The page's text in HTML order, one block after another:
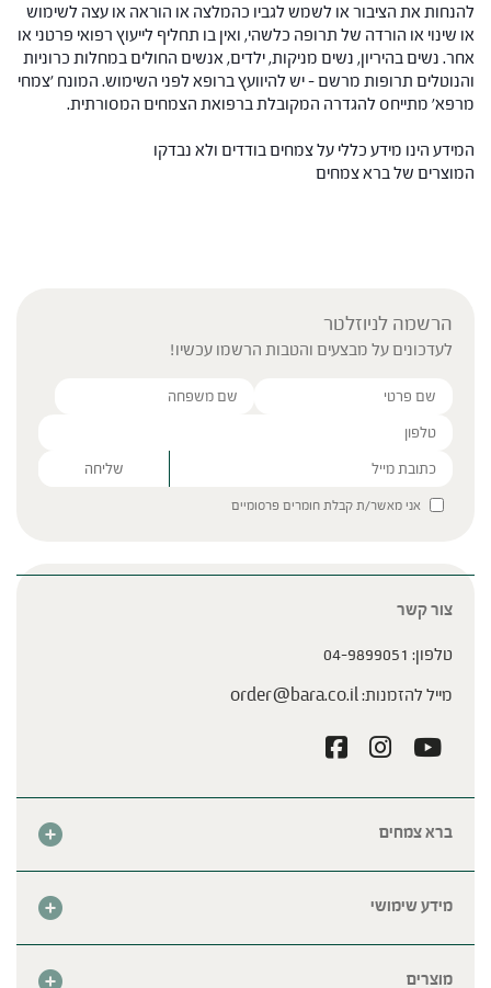
להנחות את הציבור או לשמש לגביו כהמלצה או הוראה או עצה לשימוש
או שינוי או הורדה של תרופה כלשהי, ואין בו תחליף לייעוץ רפואי פרטני או
אחר. נשים בהיריון, נשים מניקות, ילדים, אנשים החולים במחלות כרוניות
והנוטלים תרופות מרשם – יש להיוועץ ברופא לפני השימוש. המונח 'צמחי
מרפא' מתייחס להגדרה המקובלת ברפואת הצמחים המסורתית.
המידע הינו מידע כללי על צמחים בודדים ולא נבדקו
המוצרים של ברא צמחים
הרשמה לניוזלטר
לעדכונים על מבצעים והטבות הרשמו עכשיו!
Please leave this field empty.
אני מאשר/ת קבלת חומרים פרסומיים
ברא צמחים
מרכזי ברא
מידע שימושי
מוצרים
צור קשר
טלפון: 04-9899051
מייל להזמנות:order@bara.co.il